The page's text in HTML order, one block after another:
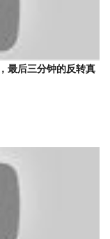
最后三分钟的反转真